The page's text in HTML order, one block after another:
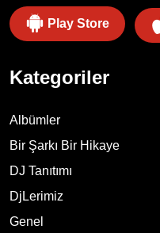
Play Store
Kategoriler
Albümler
Bir Şarkı Bir Hikaye
DJ Tanıtımı
DjLerimiz
Genel